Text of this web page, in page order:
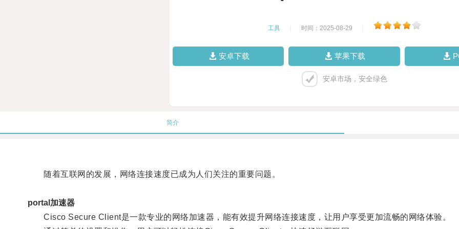
工具 时间：2025-08-29
安卓下载 苹果下载
安卓市场，安全绿色
简介
随着互联网的发展，网络连接速度已成为人们关注的重要问题。
portal加速器
Cisco Secure Client是一款专业的网络加速器，能有效提升网络连接速度，让用户享受更加流畅的网络体验。